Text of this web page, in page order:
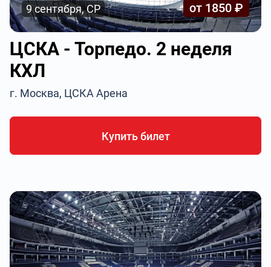
9 сентября, СР от 1850 ₽
ЦСКА - Торпедо. 2 неделя
КХЛ
г. Москва, ЦСКА Арена
Купить билет